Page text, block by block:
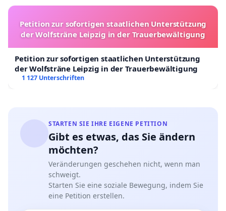
Petition zur sofortigen staatlichen Unterstützung
der Wolfsträne Leipzig in der Trauerbewältigung
Petition zur sofortigen staatlichen Unterstützung
der Wolfsträne Leipzig in der Trauerbewältigung
1 127 Unterschriften
STARTEN SIE IHRE EIGENE PETITION
Gibt es etwas, das Sie ändern
möchten?
Veränderungen geschehen nicht, wenn man
schweigt.
Starten Sie eine soziale Bewegung, indem Sie
eine Petition erstellen.